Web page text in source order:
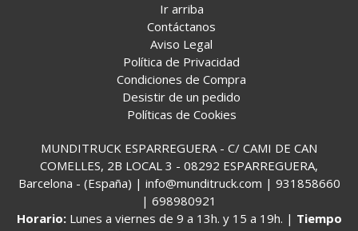
Ir arriba
Contáctanos
Aviso Legal
Política de Privacidad
Condiciones de Compra
Desistir de un pedido
Políticas de Cookies
MUNDITRUCK ESPARREGUERA - C/ CAMI DE CAN
COMELLES, 2B LOCAL 3 - 08292 ESPARREGUERA,
Barcelona - (España) | info@munditruck.com | 931858660
| 698980921
Horario: Lunes a viernes de 9 a 13h. y 15 a 19h. | Tiempo